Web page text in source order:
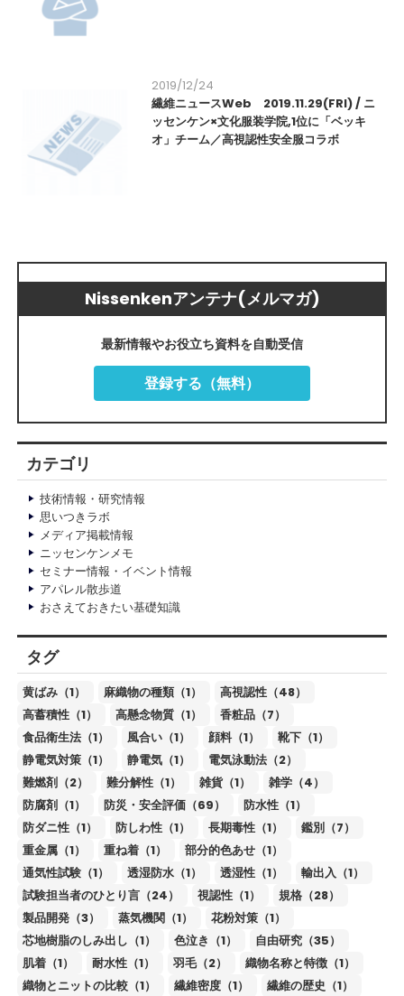
2019/12/24
繊維ニュースWeb 2019.11.29(FRI) / ニ
ッセンケン×文化服装学院,1位に「ベッキ
オ」チーム／高視認性安全服コラボ
Nissenkenアンテナ(メルマガ)
最新情報やお役立ち資料を自動受信
登録する（無料）
カテゴリ
技術情報・研究情報
思いつきラボ
メディア掲載情報
ニッセンケンメモ
セミナー情報・イベント情報
アパレル散歩道
おさえておきたい基礎知識
タグ
黄ばみ（1） 麻織物の種類（1）
高視認性（48）
高蓄積性（1）
高懸念物質（1）
香粧品（7）
食品衛生法（1）
風合い（1） 顔料（1）
靴下（1）
静電気対策（1）
静電気（1）
電気泳動法（2）
難燃剤（2）
難分解性（1） 雑貨（1）
雑学（4）
防腐剤（1）
防災・安全評価（69）
防水性（1）
防ダニ性（1）
防しわ性（1） 長期毒性（1）
鑑別（7）
重金属（1）
重ね着（1）
部分的色あせ（1）
通気性試験（1）
透湿防水（1） 透湿性（1）
輸出入（1）
試験担当者のひとり言（24）
視認性（1）
規格（28）
製品開発（3）
蒸気機関（1）
花粉対策（1）
芯地樹脂のしみ出し（1）
色泣き（1）
自由研究（35）
肌着（1）
耐水性（1） 羽毛（2）
織物名称と特徴（1）
織物とニットの比較（1）
繊維密度（1）
繊維の歴史（1）